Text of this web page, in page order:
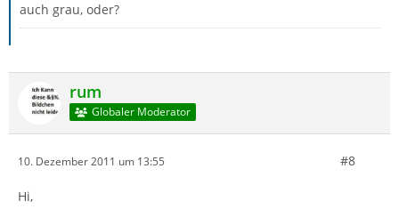
auch grau, oder?
rum
Globaler Moderator
10. Dezember 2011 um 13:55 #8
Hi,